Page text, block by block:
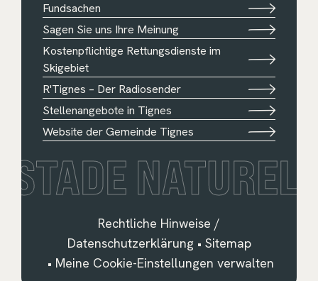
Fundsachen
Sagen Sie uns Ihre Meinung
Kostenpflichtige Rettungsdienste im
Skigebiet
R'Tignes – Der Radiosender
Stellenangebote in Tignes
Website der Gemeinde Tignes
STADE NATUREL
Rechtliche Hinweise /
Datenschutzerklärung• Sitemap
• Meine Cookie-Einstellungen verwalten